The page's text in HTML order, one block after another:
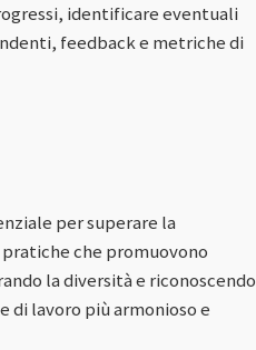
identificare eventuali
feedback e metriche di
per superare la
che promuovono
la diversità e riconoscendo
lavoro più armonioso e